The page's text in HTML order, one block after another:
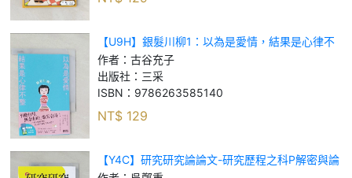
【U9H】銀髮川柳1：以為是愛情，結果是心律不
整_古谷充子
作者： 古谷充子
出版社： 三采
ISBN： 9786263585140
NT$ 129
【Y4C】研究研究論論文-研究歷程之科P解密與論